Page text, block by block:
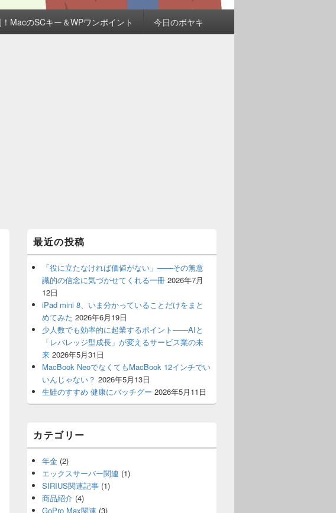
MacのSCキー＆WPワンポイント 今日のボヤキ
イ
ン
サ
ー
ィ
ト
リ
ア
最近の投稿
「役に立たなければ価値がない」——その無意
識的の信念に気づかせてくれる一冊 2026年7月
12日
iPad mini 8、いま分かっていることだけをまと
めてみた 2026年6月19日
少人数でも効率的に起業するポイント――AIと
「レバレッジ型成長」が変えるサービス業の未
来 2026年5月31日
MacBook NeoでなくてもMacBook 12インチでい
いんじゃない？ 2026年5月13日
生鮭のすすめ 健康にバッチグー 2026年5月11日
カテゴリー
年金 (2)
エックスサーバー関連 (1)
SIRIUS関連記事 (1)
商品紹介 (4)
GoPro Max関連 (3)